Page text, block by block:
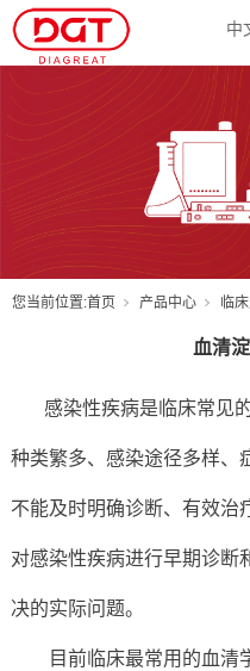
中
您当前位置:首页 产品中心 临
血清
感染性疾病是临床常见的
种类繁多、感染途径多样、
不能及时明确诊断、有效治
对感染性疾病进行早期诊断
决的实际问题。
目前临床最常用的血清